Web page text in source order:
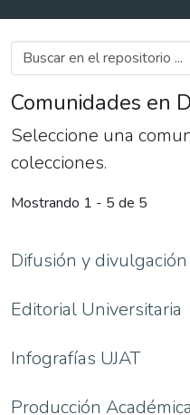
Comunidades en
Seleccione una
colecciones.
Mostrando 1 - 5 de 5
Difusión y
Editorial Universitaria
Infografías UJAT
Producción